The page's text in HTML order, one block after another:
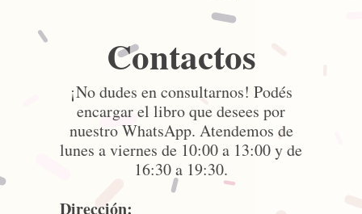
Contactos
¡No dudes en consultarnos! Podés
encargar el libro que desees por
nuestro WhatsApp. Atendemos de
lunes a viernes de 10:00 a 13:00 y de
16:30 a 19:30.
Dirección: